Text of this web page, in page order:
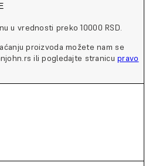
u vrednosti preko 10000 RSD.
proizvoda možete nam se
ili pogledajte stranicupravo